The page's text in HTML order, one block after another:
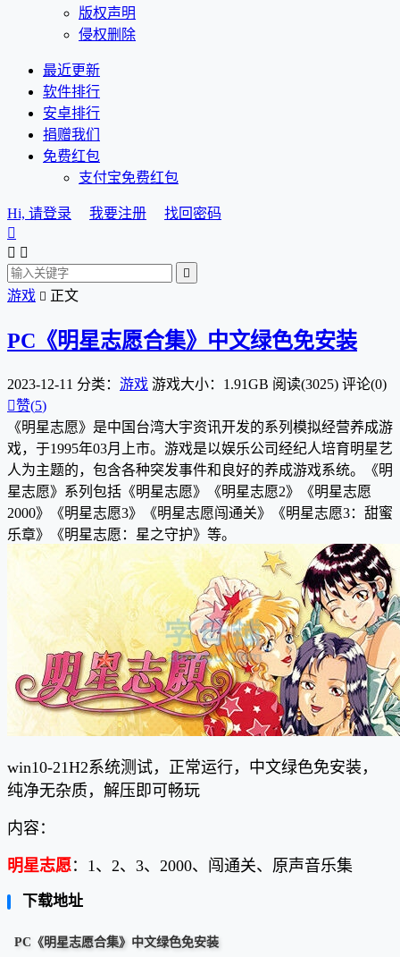
版权声明
侵权删除
最近更新
软件排行
安卓排行
捐赠我们
免费红包
支付宝免费红包
Hi, 请登录 我要注册
找回密码

 

游戏  正文
PC《明星志愿合集》中文绿色免安装
2023-12-11 分类： 游戏 游戏大小：1.91GB 阅读(3025) 评论(0)
赞(5)
《明星志愿》是中国 台湾大宇资讯开发的系列模拟经营养成游
戏，于1995年03月上市。 游戏是以娱乐公司经纪人培育明星艺
人为主题的，包含各种突发事件和良好的养成游戏系统。《明
星志愿》系列包括《明星志愿》《明星志愿2》《明星志愿
2000》
《明星志愿3》《明星志愿闯通关》 《明星志愿3：甜蜜
乐章》 《明星志愿：星之守护》 等。
win10-21H2系统测试，正常运行，中文绿色免安装，
纯净无杂质，解压即可畅玩
内容：
明星志愿：1、2、3、2000、闯通关、原声音乐集
下载地址
PC《明星志愿合集》中文绿色免安装